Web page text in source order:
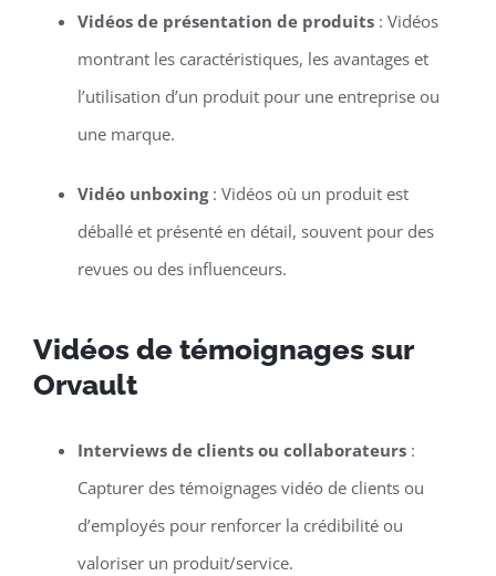
Vidéos de présentation de produits: Vidéos
montrant les caractéristiques, les avantages et
l’utilisation d’un produit pour une entreprise ou
une marque.
Vidéo unboxing: Vidéos où un produit est
déballé et présenté en détail, souvent pour des
revues ou des influenceurs.
Vidéos de témoignages sur
Orvault
Interviews de clients ou collaborateurs:
Capturer des témoignages vidéo de clients ou
d’employés pour renforcer la crédibilité ou
valoriser un produit/service.